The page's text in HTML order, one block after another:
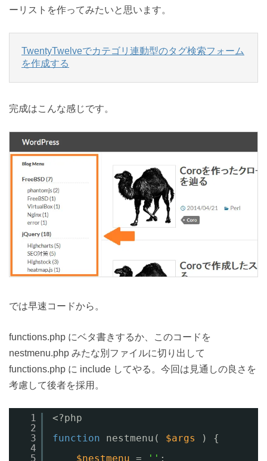
ーリストを作ってみたいと思います。
TwentyTwelveでカテゴリ連動型のタグ検索フォーム
を作成する
完成はこんな感じです。
では早速コードから。
functions.php にベタ書きするか、このコードを
nestmenu.php みたな別ファイルに切り出して
functions.php に include してやる。今回は見通しの良さを
考慮して後者を採用。
1
2
3
4
5
<?php
function
nestmenu( $args
) {
$nestmenu = '' ;